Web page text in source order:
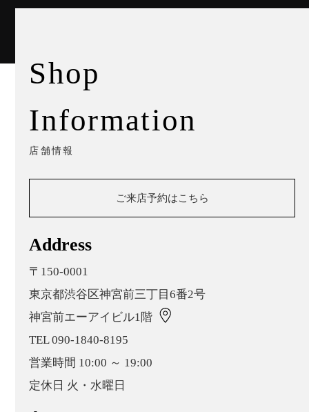
Shop
Information
店舗情報
ご来店予約はこちら
Address
〒150-0001
東京都渋谷区神宮前三丁目6番2号
神宮前エーアイビル1階
TEL 090-1840-8195
営業時間 10:00 ～ 19:00
定休日 火・水曜日